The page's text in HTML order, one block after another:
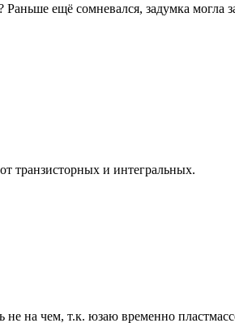
ещё сомневался, задумка могла
транзисторных и интегральных.
на чем, т.к. юзаю временно